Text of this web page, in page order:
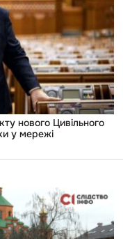
нового Цивільного
у мережі